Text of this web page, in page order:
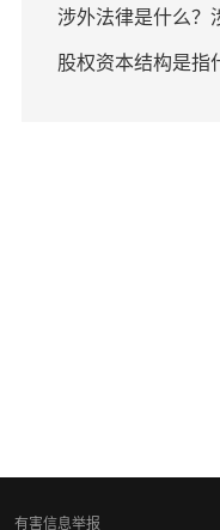
53db噪音相当什么
涉外法律是什么？
何管辖？
股权资本结构是指
有害信息举报